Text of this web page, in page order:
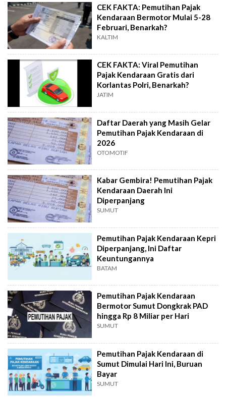
CEK FAKTA: Pemutihan Pajak
Kendaraan Bermotor Mulai 5-28
Februari, Benarkah?
KALTIM
CEK FAKTA: Viral Pemutihan
Pajak Kendaraan Gratis dari
Korlantas Polri, Benarkah?
JATIM
Daftar Daerah yang Masih Gelar
Pemutihan Pajak Kendaraan di
2026
OTOMOTIF
Kabar Gembira! Pemutihan Pajak
Kendaraan Daerah Ini
Diperpanjang
SUMUT
Pemutihan Pajak Kendaraan Kepri
Diperpanjang, Ini Daftar
Keuntungannya
BATAM
Pemutihan Pajak Kendaraan
Bermotor Sumut Dongkrak PAD
hingga Rp 8 Miliar per Hari
SUMUT
Pemutihan Pajak Kendaraan di
Sumut Dimulai Hari Ini, Buruan
Bayar
SUMUT